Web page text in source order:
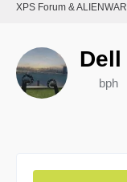
XPS Forum &
Dell
bph